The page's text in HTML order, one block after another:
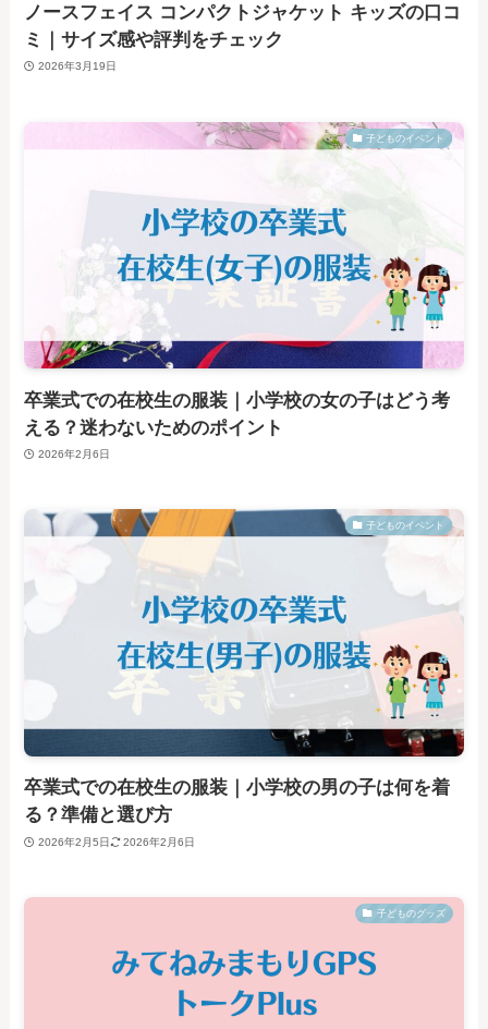
ノースフェイス コンパクトジャケット キッズの口コ
ミ｜サイズ感や評判をチェック
2026年3月19日
子どものイベント
卒業式での在校生の服装｜小学校の女の子はどう考
える？迷わないためのポイント
2026年2月6日
子どものイベント
卒業式での在校生の服装｜小学校の男の子は何を着
る？準備と選び方
2026年2月5日 2026年2月6日
子どものグッズ